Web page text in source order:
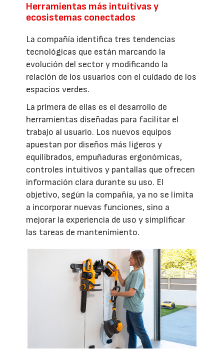
Herramientas más intuitivas y
ecosistemas conectados
La compañía identifica tres tendencias
tecnológicas que están marcando la
evolución del sector y modificando la
relación de los usuarios con el cuidado de los
espacios verdes.
La primera de ellas es el desarrollo de
herramientas diseñadas para facilitar el
trabajo al usuario. Los nuevos equipos
apuestan por diseños más ligeros y
equilibrados, empuñaduras ergonómicas,
controles intuitivos y pantallas que ofrecen
información clara durante su uso. El
objetivo, según la compañía, ya no se limita
a incorporar nuevas funciones, sino a
mejorar la experiencia de uso y simplificar
las tareas de mantenimiento.